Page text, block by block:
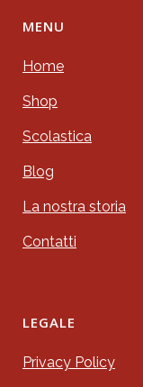
MENU
Home
Shop
Scolastica
Blog
La nostra storia
Contatti
LEGALE
Privacy Policy